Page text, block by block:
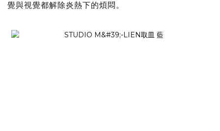
覺與視覺都解除炎熱下的煩悶。